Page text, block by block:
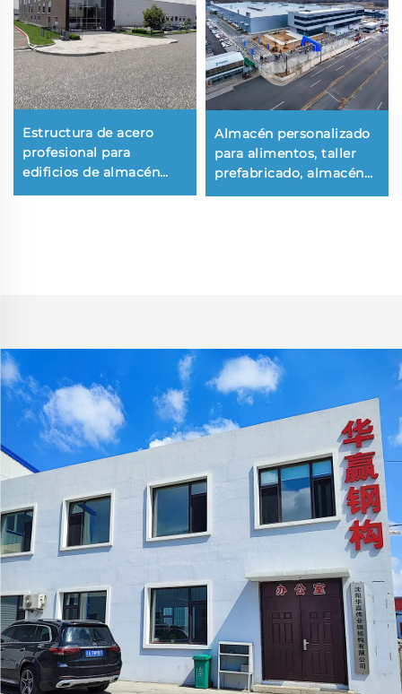
Estructura de acero
profesional para
edificios de almacén
prefabricados en China,
Almacén personalizado
para alimentos, taller
prefabricado, almacén
con estructura de acero